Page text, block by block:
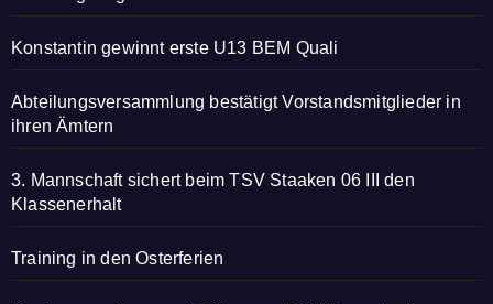
Konstantin gewinnt erste U13 BEM Quali
Abteilungsversammlung bestätigt Vorstandsmitglieder in
ihren Ämtern
3. Mannschaft sichert beim TSV Staaken 06 III den
Klassenerhalt
Training in den Osterferien